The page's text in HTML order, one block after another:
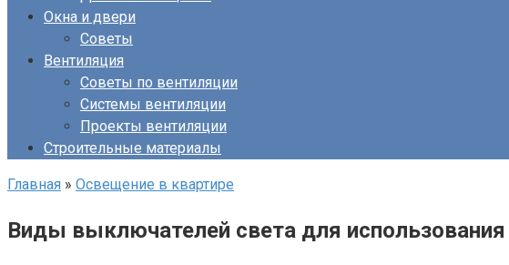
Окна и двери
Советы
Вентиляция
Советы по вентиляции
Системы вентиляции
Проекты вентиляции
Строительные материалы
Главная » Освещение в квартире
Виды выключателей света для использования